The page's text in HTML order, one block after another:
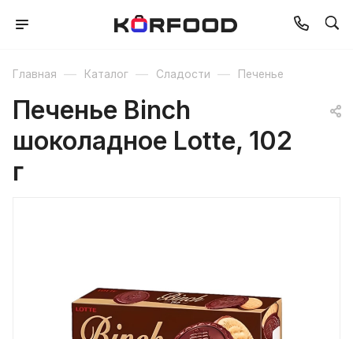
Главная — Каталог — Сладости — Печенье
Печенье Binch
шоколадное Lotte, 102
г